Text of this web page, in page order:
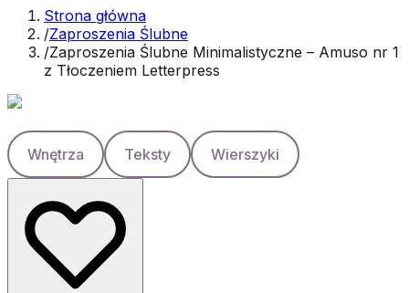
Strona główna
/Zaproszenia Ślubne
/Zaproszenia Ślubne Minimalistyczne – Amuso nr 1
z Tłoczeniem Letterpress
Wnętrza Teksty Wierszyki